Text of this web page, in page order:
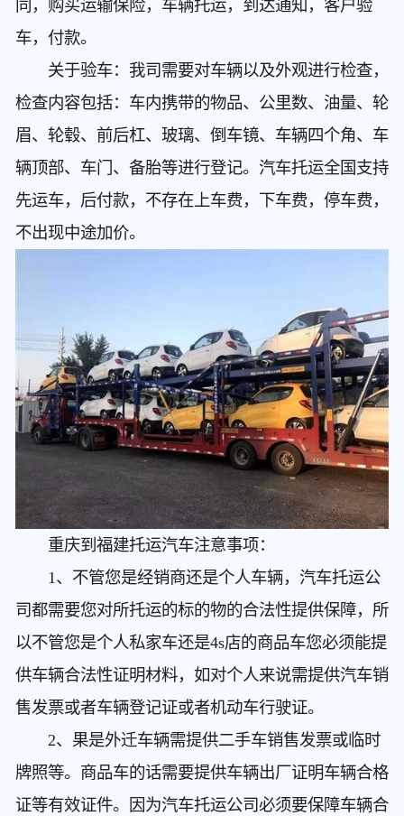
同，购买运输保险，车辆托运，到达通知，客户验
车，付款。
关于验车：我司需要对车辆以及外观进行检查，
检查内容包括：车内携带的物品、公里数、油量、轮
眉、轮毂、前后杠、玻璃、倒车镜、车辆四个角、车
辆顶部、车门、备胎等进行登记。汽车托运全国支持
先运车，后付款，不存在上车费，下车费，停车费，
不出现中途加价。
重庆到福建托运汽车注意事项：
1、不管您是经销商还是个人车辆，汽车托运公
司都需要您对所托运的标的物的合法性提供保障，所
以不管您是个人私家车还是4s店的商品车您必须能提
供车辆合法性证明材料，如对个人来说需提供汽车销
售发票或者车辆登记证或者机动车行驶证。
2、果是外迁车辆需提供二手车销售发票或临时
牌照等。商品车的话需要提供车辆出厂证明车辆合格
证等有效证件。因为汽车托运公司必须要保障车辆合